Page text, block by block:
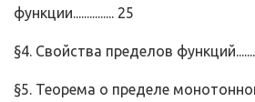
функции............... 25
§4. Свойства пределов
§5. Теорема о пределе